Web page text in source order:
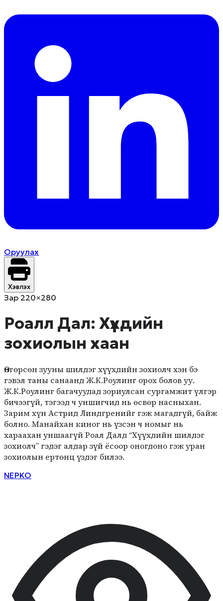
Оруулах
Хэвлэх
Зар 220×280
Роалл Дал: Хүүхдийн
зохиолын хаан
Өнгөрсөн зууны шилдэг хүүхдийн зохиолч хэн бэ
гэвэл таны санаанд Ж.К.Роулинг орох болов уу.
Ж.К.Роулинг багачуудад зориулсан сургамжит үлгэр
бичээгүй, тэгээд ч уншигчид нь өсвөр насныхан.
Зарим хүн Астрид Линдгренийг гэж магадгүй, байж
болно. Манайхан киног нь үзсэн ч номыг нь
хараахан уншаагүй Роал Далд “Хүүхдийн шилдэг
зохиолч” гэдэг алдар зүй ёсоор оногдоно гэж уран
зохиолын ертөнц үздэг билээ.
NEPKO